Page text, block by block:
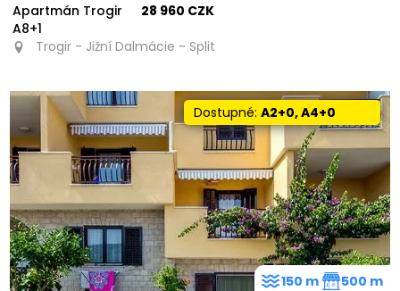
Apartmán Trogir
A8+1
28 960 CZK
Trogir - Jižní Dalmácie - Split
Dostupné:A2+0, A4+0
150 m 500 m